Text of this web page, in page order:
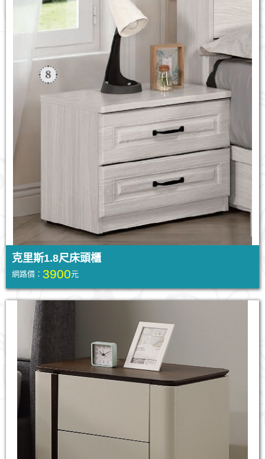
克里斯1.8尺床頭櫃
網路價： 3900元